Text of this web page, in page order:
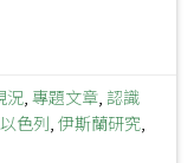
況,專題文章, 認識
以色列,伊斯蘭研究,